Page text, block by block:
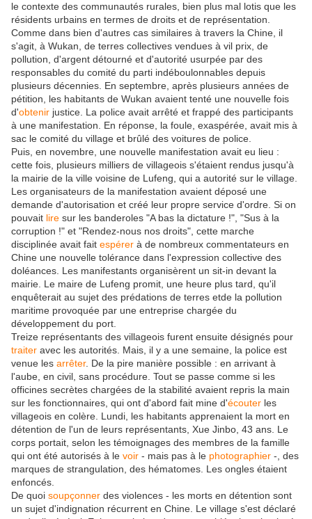
le contexte des communautés rurales, bien plus mal lotis que les
résidents urbains en termes de droits et de représentation.
Comme dans bien d'autres cas similaires à travers la Chine, il
s'agit, à Wukan, de terres collectives vendues à vil prix, de
pollution, d'argent détourné et d'autorité usurpée par des
responsables du comité du parti indéboulonnables depuis
plusieurs décennies. En septembre, après plusieurs années de
pétition, les habitants de Wukan avaient tenté une nouvelle fois
d'obtenir justice. La police avait arrêté et frappé des participants
à une manifestation. En réponse, la foule, exaspérée, avait mis à
sac le comité du village et brûlé des voitures de police.
Puis, en novembre, une nouvelle manifestation avait eu lieu :
cette fois, plusieurs milliers de villageois s'étaient rendus jusqu'à
la mairie de la ville voisine de Lufeng, qui a autorité sur le village.
Les organisateurs de la manifestation avaient déposé une
demande d'autorisation et créé leur propre service d'ordre. Si on
pouvait lire sur les banderoles "A bas la dictature !", "Sus à la
corruption !" et "Rendez-nous nos droits", cette marche
disciplinée avait fait espérer à de nombreux commentateurs en
Chine une nouvelle tolérance dans l'expression collective des
doléances. Les manifestants organisèrent un sit-in devant la
mairie. Le maire de Lufeng promit, une heure plus tard, qu'il
enquêterait au sujet des prédations de terres etde la pollution
maritime provoquée par une entreprise chargée du
développement du port.
Treize représentants des villageois furent ensuite désignés pour
traiter avec les autorités. Mais, il y a une semaine, la police est
venue les arrêter. De la pire manière possible : en arrivant à
l'aube, en civil, sans procédure. Tout se passe comme si les
officines secrètes chargées de la stabilité avaient repris la main
sur les fonctionnaires, qui ont d'abord fait mine d'écouter les
villageois en colère. Lundi, les habitants apprenaient la mort en
détention de l'un de leurs représentants, Xue Jinbo, 43 ans. Le
corps portait, selon les témoignages des membres de la famille
qui ont été autorisés à le voir - mais pas à le photographier -, des
marques de strangulation, des hématomes. Les ongles étaient
enfoncés.
De quoi soupçonner des violences - les morts en détention sont
un sujet d'indignation récurrent en Chine. Le village s'est déclaré